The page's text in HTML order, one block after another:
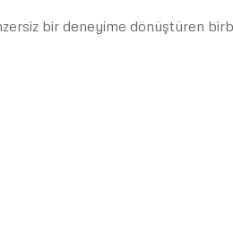
bir deneyime dönüştüren